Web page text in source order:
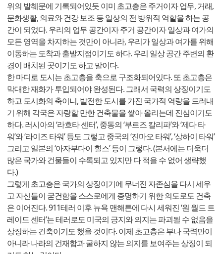
위의 발췌문에 기록되어있듯 이미 초고층은 주거이자 업무, 거래,
문화생활, 의료와 건강 보조 등 일상의 전 방위적 역할을 하는 공
간이 되었다. 우리의 업무 공간이자 주거 공간이자 일상과 여가의
모든 영역을 차지하는 것만이 아니라, 우리가 일상과 여가를 위해
이동하는 도착과 출발지점이기도 하다. 우리 일상 공간 주변의 환
경이 배치된 곳이기도 하고 말이다.
한 마디로 도시는 초고층을 축으로 구조화되어있다. 또 초고층은
막대한 재화가 투입되어야 완성된다. 그래서 국력의 상징이기도
하고 도시화의 축이니, 발전한 도시를 가진 국가적 역량을 드러내
기 위해 각국은 자랑할 만한 건축물을 쌓아 올리는데 진심이기도
하다. 러시아의 ‘라흐타 센터’, 중동의 ‘부르즈 칼리파’와 ‘제다 타
워’와 ‘라이즈 타워’ 등도 그렇고 중국의 ‘진마오 타워’, ‘상하이 타워’
그리고 일본의 ‘아자부다이 힐스’ 등이 그렇다. (본서에는 더욱더
많은 국가와 건물들이 수록되고 있지만 다 적을 수 없어 생략했
다.)
그렇게 초고층은 국가의 상징이기에 무너진 자존심을 다시 세우
고 자신들이 굳건함을 스스로에게 증명하기 위한 의도로도 건축
은 이어진다. 911테러 이후 뉴욕 맨해튼에 다시 세워진 ‘원 월드 트
레이드 센터’는 테러로도 미국의 긍지와 의지는 파괴될 수 없음을
상징하는 건축이기도 했을 것이다. 이제 초고층은 부나 국력만이
아니라 나라의 건재함과 굴하지 않는 의지를 보여주는 상징이 되